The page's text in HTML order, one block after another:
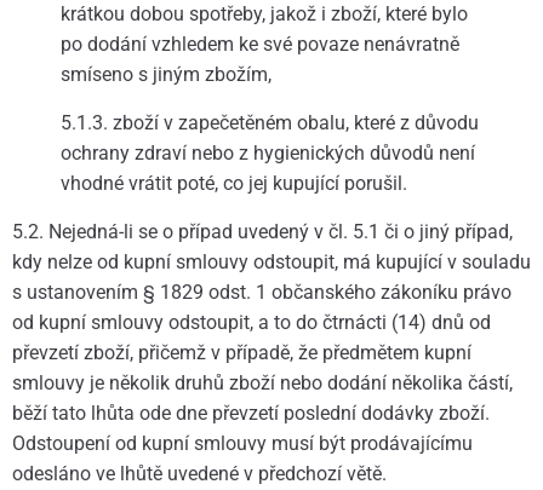
krátkou dobou spotřeby, jakož i zboží, které bylo
po dodání vzhledem ke své povaze nenávratně
smíseno s jiným zbožím,
5.1.3. zboží v zapečetěném obalu, které z důvodu
ochrany zdraví nebo z hygienických důvodů není
vhodné vrátit poté, co jej kupující porušil.
5.2. Nejedná-li se o případ uvedený v čl. 5.1 či o jiný případ,
kdy nelze od kupní smlouvy odstoupit, má kupující v souladu
s ustanovením § 1829 odst. 1 občanského zákoníku právo
od kupní smlouvy odstoupit, a to do čtrnácti (14) dnů od
převzetí zboží, přičemž v případě, že předmětem kupní
smlouvy je několik druhů zboží nebo dodání několika částí,
běží tato lhůta ode dne převzetí poslední dodávky zboží.
Odstoupení od kupní smlouvy musí být prodávajícímu
odesláno ve lhůtě uvedené v předchozí větě.